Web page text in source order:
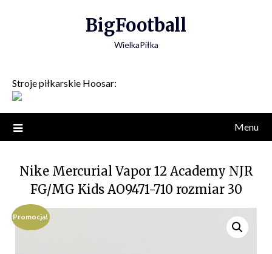
BigFootball
WielkaPiłka
Stroje piłkarskie Hoosar:
Menu
Nike Mercurial Vapor 12 Academy NJR
FG/MG Kids AO9471-710 rozmiar 30
Promocja!